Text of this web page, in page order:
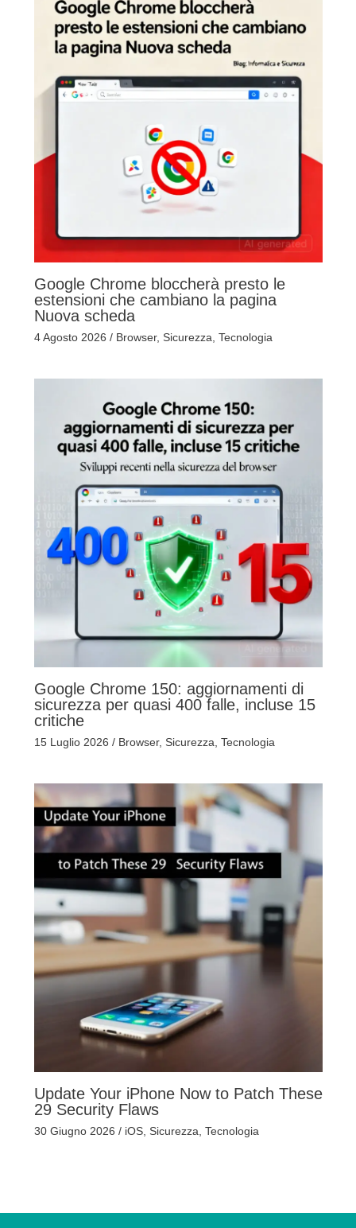
Google Chrome bloccherà presto le
estensioni che cambiano la pagina
Nuova scheda
4 Agosto 2026 / Browser, Sicurezza Tecnologia
Google Chrome 150: aggiornamenti di
sicurezza per quasi 400 falle, incluse 15
critiche
15 Luglio 2026 / Browser, Sicurezza Tecnologia
Update Your iPhone Now to Patch These
29 Security Flaws
30 Giugno 2026 / iOS, Sicurezza Tecnologia